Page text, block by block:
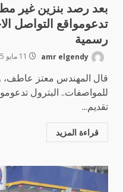
بعد رصد بنزين غير
تدعومواقع التواصل
رسمية
قال المهندس معتز عاطف،
للمواصفات.. البترول
تقديم...
قراءة المزيد